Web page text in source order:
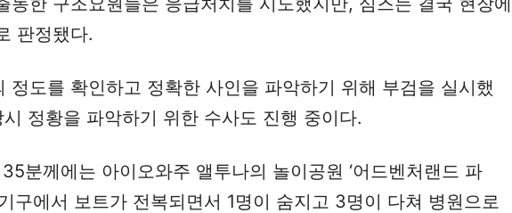
판정됐다.
정도를 확인하고 정확한 사인을 파악하기 위해 부검을 실시했
정황을 파악하기 위한 수사도 진행 중이다.
분께에는 아이오와주 앨투나의 놀이공원 ‘어드벤처랜드 파
구에서 보트가 전복되면서 1명이 숨지고 3명이 다쳐 병원으로